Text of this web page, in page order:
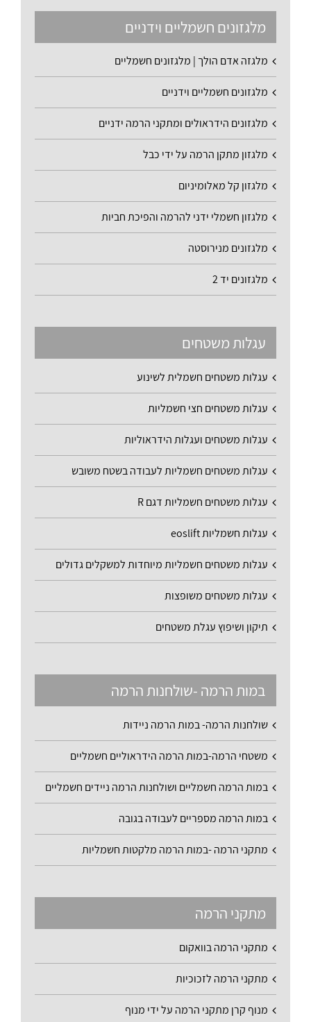
מלגזונים חשמליים וידניים
מלגזה אדם הולך | מלגזונים חשמליים
מלגזונים חשמליים וידניים
מלגזונים הידראולים ומתקני הרמה ידניים
מלגזון מתקן הרמה על ידי כבל
מלגזון קל מאלומיניום
מלגזון חשמלי ידני להרמה והפיכת חביות
מלגזונים מנירוסטה
מלגזונים יד 2
עגלות משטחים
עגלות משטחים חשמלית לשינוע
עגלות משטחים חצי חשמליות
עגלות משטחים ועגלות הידראוליות
עגלות משטחים חשמליות לעבודה בשטח משובש
עגלות משטחים חשמליות דגם R
עגלות חשמליות eoslift
עגלות משטחים חשמליות מיוחדות למשקלים גדולים
עגלות משטחים משופצות
תיקון ושיפוץ עגלת משטחים
במות הרמה -שולחנות הרמה
שולחנות הרמה- במות הרמה ניידות
משטחי הרמה-במות הרמה הידראוליים חשמליים
במות הרמה חשמליים ושולחנות הרמה ניידים חשמליים
במות הרמה מספריים לעבודה בגובה
מתקני הרמה -במות הרמה מלקטות חשמליות
מתקני הרמה
מתקני הרמה בוואקום
מתקני הרמה לזכוכיות
מנוף קרן מתקני הרמה על ידי מנוף